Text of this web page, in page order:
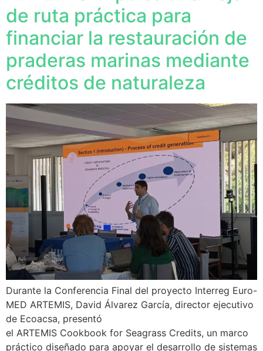
de ruta práctica para
financiar la restauración de
praderas marinas mediante
créditos de naturaleza
Durante la Conferencia Final del proyecto Interreg Euro-
MED ARTEMIS, David Álvarez García, director ejecutivo
de Ecoacsa, presentó
el ARTEMIS Cookbook for Seagrass Credits, un marco
práctico diseñado para apoyar el desarrollo de sistemas